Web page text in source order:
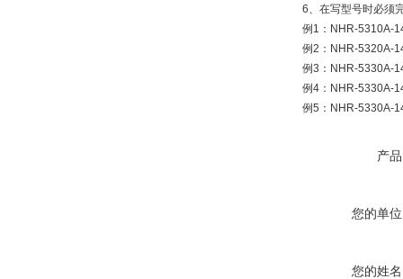
6、在写型号时必须
例1：NHR-5310A-
例2：NHR-5320A-
例3：NHR-5330A-
例4：NHR-5330A-
例5：NHR-5330A-
产
您的单
您的姓